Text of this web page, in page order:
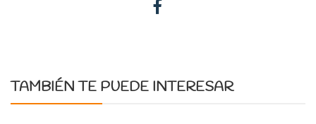
TAMBIÉN TE PUEDE INTERESAR